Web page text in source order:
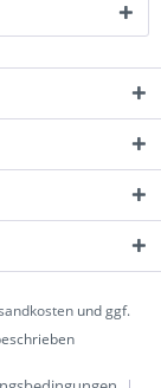
und ggf.